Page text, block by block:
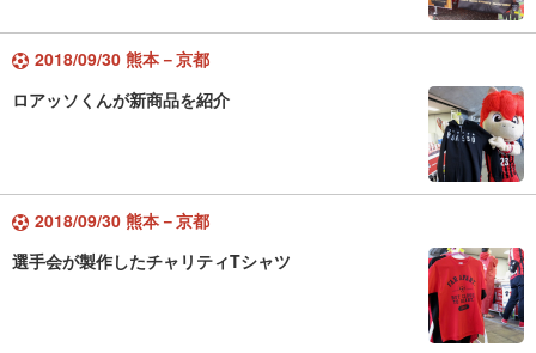
2018/09/30 熊本－京都
ロアッソくんが新商品を紹介
2018/09/30 熊本－京都
選手会が製作したチャリティTシャツ